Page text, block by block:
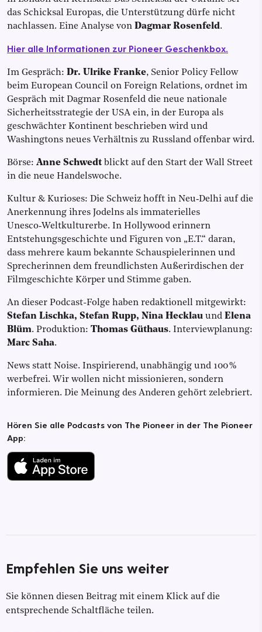
das Schicksal Europas, die Unterstützung dürfe nicht
nachlassen. Eine Analyse von Dagmar Rosenfeld.
Hier alle Informationen zur Pioneer Geschenkbox.
Im Gespräch: Dr. Ulrike Franke, Senior Policy Fellow
beim European Council on Foreign Relations, ordnet im
Gespräch mit Dagmar Rosenfeld die neue nationale
Sicherheitsstrategie der USA ein, in der Europa als
geschwächter Kontinent beschrieben wird und
Washingtons neues Verhältnis zu Russland offenbar wird.
Börse: Anne Schwedt blickt auf den Start der Wall Street
in die neue Handelswoche.
Kultur & Kurioses: Die Schweiz hofft in Neu‑Delhi auf die
Anerkennung ihres Jodelns als immaterielles
Unesco‑Weltkulturerbe. In Hollywood erinnern
Entstehungsgeschichte und Figuren von „E.T.“ daran,
dass mehrere kaum bekannte Schauspielerinnen und
Sprecherinnen dem freundlichsten Außerirdischen der
Filmgeschichte Körper und Stimme gaben.
An dieser Podcast-Folge haben redaktionell mitgewirkt:
Stefan Lischka, Stefan Rupp, Nina Hecklau und Elena
Blüm. Produktion: Thomas Güthaus. Interviewplanung:
Marc Saha.
News statt Noise. Inspirierend, unabhängig und 100 %
werbefrei. Wir wollen nicht missionieren, sondern
informieren. Die Meinung des Anderen gehört zelebriert.
Hören Sie alle Podcasts von The Pioneer in der The Pioneer
App:
Empfehlen Sie uns weiter
Sie können diesen Beitrag mit einem Klick auf die
entsprechende Schaltfläche teilen.